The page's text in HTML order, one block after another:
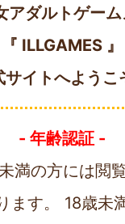
権に関する質問は 「著
さい。
には返信ができません
ダウンロード」「解凍
売サイト管轄のため弊
大変お手数ではござい
アダルトゲー
『 ILLGAMES 』
サイトへようこ
- 年齢認証 -
満の方には閲
ます。
18歳未